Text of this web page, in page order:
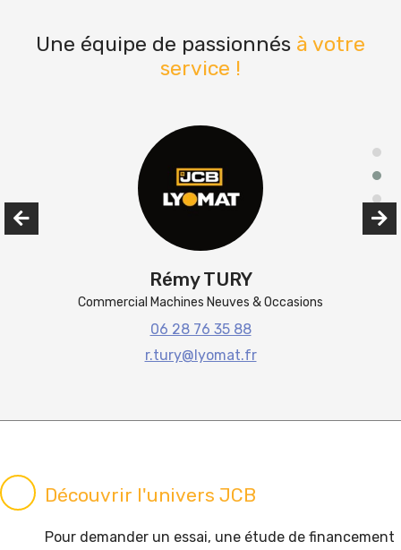
Une équipe de passionnés à votre
service !
Rémy TURY
Commercial Machines Neuves & Occasions
06 28 76 35 88
r.tury@lyomat.fr
Découvrir l'univers JCB
Pour demander un essai, une étude de financement